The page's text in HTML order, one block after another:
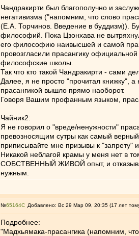
Чандракирти был благополучно и
негативизма ("напомним, что слово
(Е.А. Торчинов. Введение в буддизм)).
философий. Пока Цзонхава не
его философию наивысшей и самой
провозгласили прасангику
философские школы.
Так что кто такой Чандракирти - сами
Далее, я не просто "прочитал книжку",
прасангикой вышло прямо наоборот.
Говоря Вашим профанным языком,
Чайник2:
Я не говорил о "вреде/ненужности"
превозносящим сутры как самый
приписывайте мне призывы к
Никакой неблагой крамы у меня нет в
СОБСТВЕННЫЙ ЖИВОЙ опыт, и
нужным.
№65164 Добавлено: Вс 29 Мар 09, 20:35 (17 лет
Подробнее:
"Мадхьямака-прасангика (напомним,